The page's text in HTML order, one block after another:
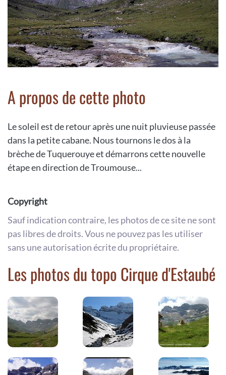
A propos de cette photo
Le soleil est de retour après une nuit pluvieuse passée
dans la petite cabane. Nous tournons le dos à la
brèche de Tuquerouye et démarrons cette nouvelle
étape en direction de Troumouse...
Copyright
Sauf indication contraire, les photos de ce site ne sont
pas libres de droits. Vous ne pouvez pas les utiliser
sans une autorisation écrite du propriétaire.
Les photos du topo Cirque d'Estaubé